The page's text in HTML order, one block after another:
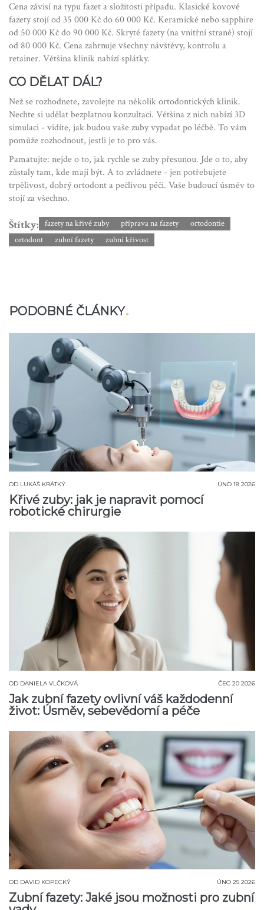
Cena závisí na typu fazet a složitosti případu. Klasické kovové
fazety stojí od 35 000 Kč do 60 000 Kč. Keramické nebo sapphire
od 50 000 Kč do 90 000 Kč. Skryté fazety (na vnitřní straně) stojí
od 80 000 Kč. Cena zahrnuje všechny návštěvy, kontrolu a
retainer. Většina klinik nabízí splátky.
CO DĚLAT DÁL?
Než se rozhodnete, zavolejte na několik ortodontických klinik.
Nechte si udělat bezplatnou konzultaci. Většina z nich nabízí 3D
simulaci - vidíte, jak budou vaše zuby vypadat po léčbě. To vám
pomůže rozhodnout, jestli je to pro vás.
Pamatujte: nejde o to, jak rychle se zuby přesunou. Jde o to, aby
zůstaly tam, kde mají být. A to zvládnete - jen potřebujete
trpělivost, dobrý ortodont a pečlivou péči. Vaše budoucí úsměv to
stojí za všechno.
Štítky: fazety na křivé zuby příprava na fazety
ortodontie
ortodont
zubní fazety zubní křivost
PODOBNÉ ČLÁNKY
OD LUKÁŠ KRÁTKÝ ÚNO 18 2026
Křivé zuby: jak je napravit pomocí
robotické chirurgie
OD DANIELA VLČKOVÁ ČEC 20 2026
Jak zubní fazety ovlivní váš každodenní
život: Úsměv, sebevědomí a péče
OD DAVID KOPECKÝ ÚNO 25 2026
Zubní fazety: Jaké jsou možnosti pro zubní